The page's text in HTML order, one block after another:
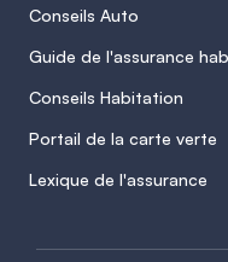
Conseils Auto
Guide de l'assurance
Conseils Habitation
Portail de la carte verte
Lexique de l'assurance